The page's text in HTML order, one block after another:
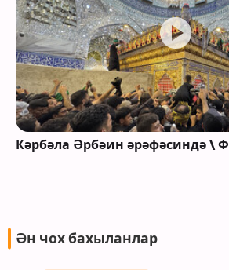
Кәрбәла Әрбәин әрәфәсиндә \
Ән чох бахыланлар